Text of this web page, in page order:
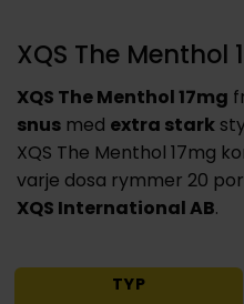
XQS The Menthol
XQS The Menthol 17mg
snus med extra stark
XQS The Menthol 17mg
varje dosa rymmer 20
XQS International AB.
TYP